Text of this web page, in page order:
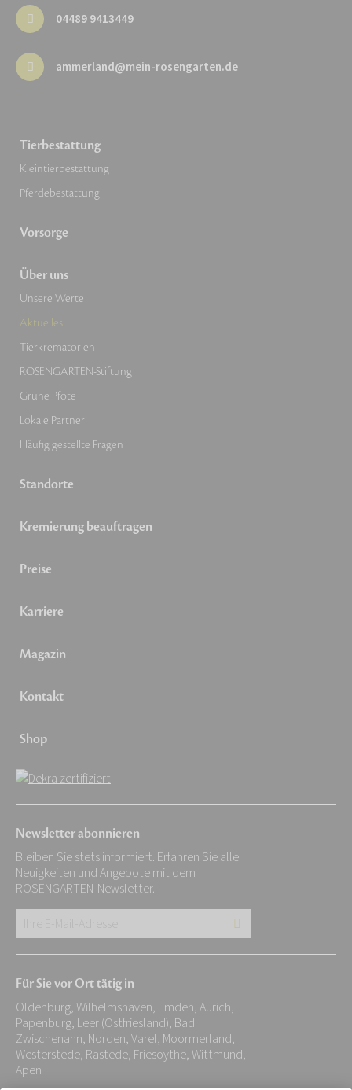
04489 9413449
ammerland@mein-rosengarten.de
Tierbestattung
Kleintierbestattung
Pferdebestattung
Vorsorge
Über uns
Unsere Werte
Aktuelles
Tierkrematorien
ROSENGARTEN-Stiftung
Grüne Pfote
Lokale Partner
Häufig gestellte Fragen
Standorte
Kremierung beauftragen
Preise
Karriere
Magazin
Kontakt
Shop
Newsletter abonnieren
Bleiben Sie stets informiert. Erfahren Sie alle
Neuigkeiten und Angebote mit dem
ROSENGARTEN-Newsletter.
Adresse:
*
Für Sie vor Ort tätig in
Oldenburg, Wilhelmshaven, Emden, Aurich,
Papenburg, Leer (Ostfriesland), Bad
Zwischenahn, Norden, Varel, Moormerland,
Westerstede, Rastede, Friesoythe, Wittmund,
Apen